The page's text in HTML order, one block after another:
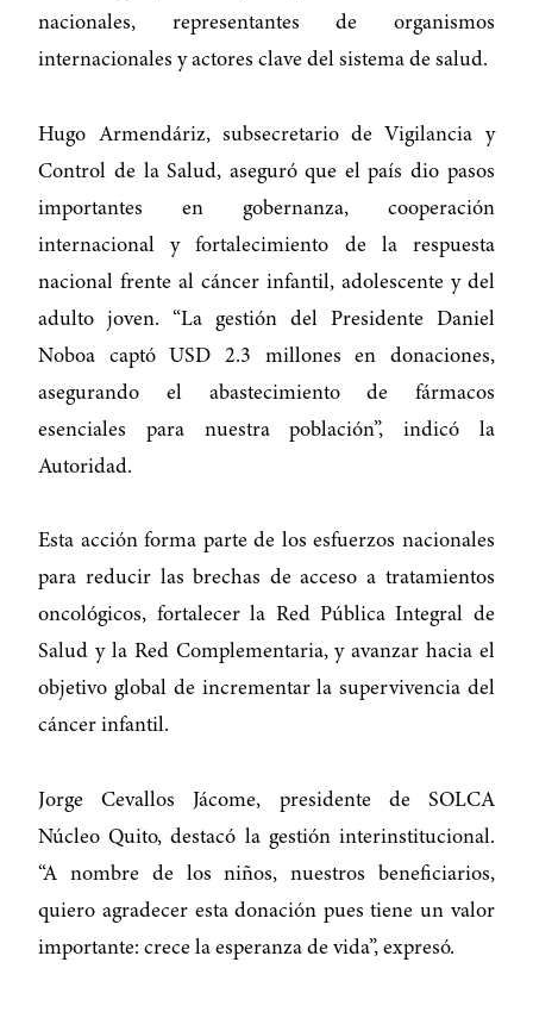
nacionales, representantes de organismos
internacionales y actores clave del sistema de salud.
Hugo Armendáriz, subsecretario de Vigilancia y
Control de la Salud, aseguró que el país dio pasos
importantes en gobernanza, cooperación
internacional y fortalecimiento de la respuesta
nacional frente al cáncer infantil, adolescente y del
adulto joven. “La gestión del Presidente Daniel
Noboa captó USD 2.3 millones en donaciones,
asegurando el abastecimiento de fármacos
esenciales para nuestra población”, indicó la
Autoridad.
Esta acción forma parte de los esfuerzos nacionales
para reducir las brechas de acceso a tratamientos
oncológicos, fortalecer la Red Pública Integral de
Salud y la Red Complementaria, y avanzar hacia el
objetivo global de incrementar la supervivencia del
cáncer infantil.
Jorge Cevallos Jácome, presidente de SOLCA
Núcleo Quito, destacó la gestión interinstitucional.
“A nombre de los niños, nuestros beneficiarios,
quiero agradecer esta donación pues tiene un valor
importante: crece la esperanza de vida”, expresó.